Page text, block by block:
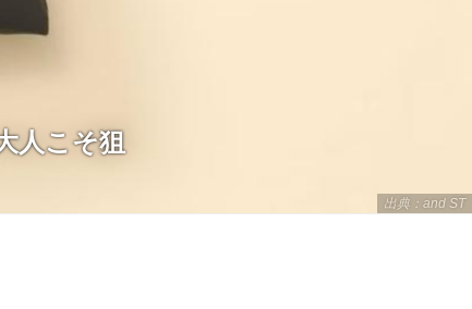
出典：and ST
人こそ狙